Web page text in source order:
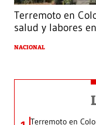
Terremoto en
salud y labores
NACIONAL
Terremoto en